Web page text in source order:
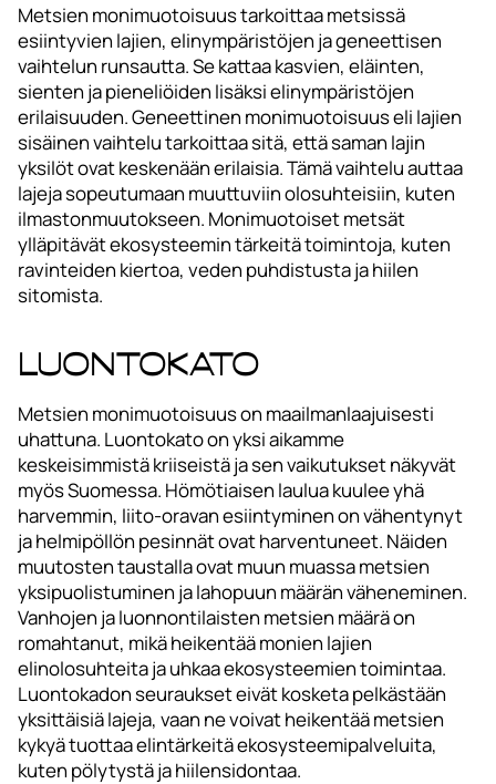
Metsien monimuotoisuus tarkoittaa metsissä
esiintyvien lajien, elinympäristöjen ja geneettisen
vaihtelun runsautta. Se kattaa kasvien, eläinten,
sienten ja pieneliöiden lisäksi elinympäristöjen
erilaisuuden. Geneettinen monimuotoisuus eli lajien
sisäinen vaihtelu tarkoittaa sitä, että saman lajin
yksilöt ovat keskenään erilaisia. Tämä vaihtelu auttaa
lajeja sopeutumaan muuttuviin olosuhteisiin, kuten
ilmastonmuutokseen. Monimuotoiset metsät
ylläpitävät ekosysteemin tärkeitä toimintoja, kuten
ravinteiden kiertoa, veden puhdistusta ja hiilen
sitomista.
Luontokato
Metsien monimuotoisuus on maailmanlaajuisesti
uhattuna. Luontokato on yksi aikamme
keskeisimmistä kriiseistä ja sen vaikutukset näkyvät
myös Suomessa. Hömötiaisen laulua kuulee yhä
harvemmin, liito-oravan esiintyminen on vähentynyt
ja helmipöllön pesinnät ovat harventuneet. Näiden
muutosten taustalla ovat muun muassa metsien
yksipuolistuminen ja lahopuun määrän väheneminen.
Vanhojen ja luonnontilaisten metsien määrä on
romahtanut, mikä heikentää monien lajien
elinolosuhteita ja uhkaa ekosysteemien toimintaa.
Luontokadon seuraukset eivät kosketa pelkästään
yksittäisiä lajeja, vaan ne voivat heikentää metsien
kykyä tuottaa elintärkeitä ekosysteemipalveluita,
kuten pölytystä ja hiilensidontaa.